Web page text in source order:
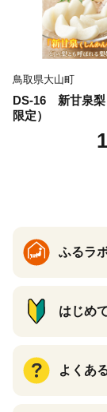
鳥取県大山町
DS-16 新甘泉梨
限定）
ふるラ
はじめ
よくあ